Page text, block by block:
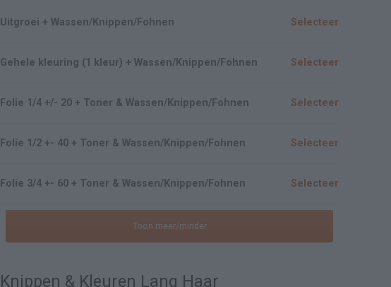
Uitgroei + Wassen/Knippen/Fohnen Selecteer
Gehele kleuring (1 kleur) + Wassen/Knippen/Fohnen Selecteer
Folie 1/4 +/- 20 + Toner & Wassen/Knippen/Fohnen Selecteer
Folie 1/2 +- 40 + Toner & Wassen/Knippen/Fohnen Selecteer
Folie 3/4 +- 60 + Toner & Wassen/Knippen/Fohnen Selecteer
Toon meer/minder
Knippen & Kleuren Lang Haar